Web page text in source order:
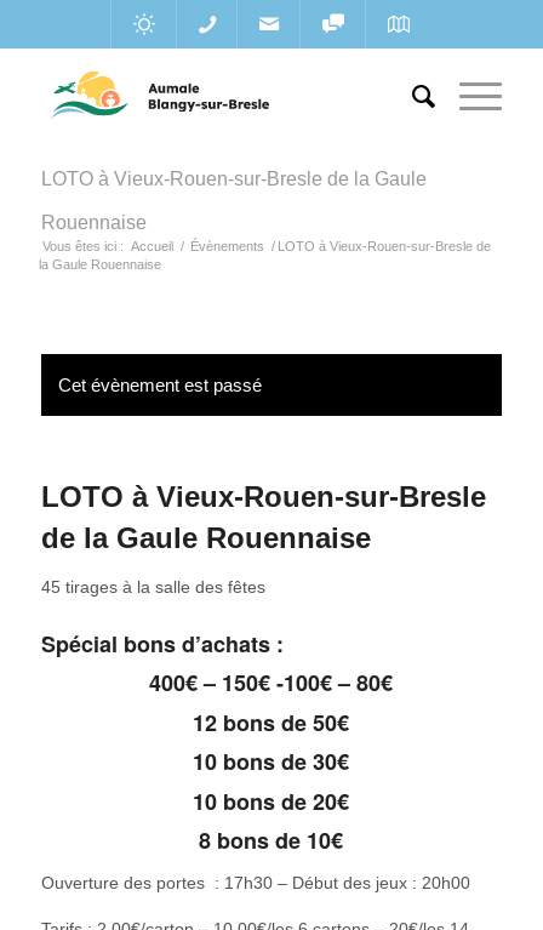
LOTO à Vieux-Rouen-sur-Bresle de la Gaule
Rouennaise
Vous êtes ici : Accueil / Évènements / LOTO à Vieux-Rouen-sur-Bresle de
la Gaule Rouennaise
Cet évènement est passé
LOTO à Vieux-Rouen-sur-Bresle
de la Gaule Rouennaise
45 tirages à la salle des fêtes
Spécial bons d’achats :
400€ – 150€ -100€ – 80€
12 bons de 50€
10 bons de 30€
10 bons de 20€
8 bons de 10€
Ouverture des portes : 17h30 – Début des jeux : 20h00